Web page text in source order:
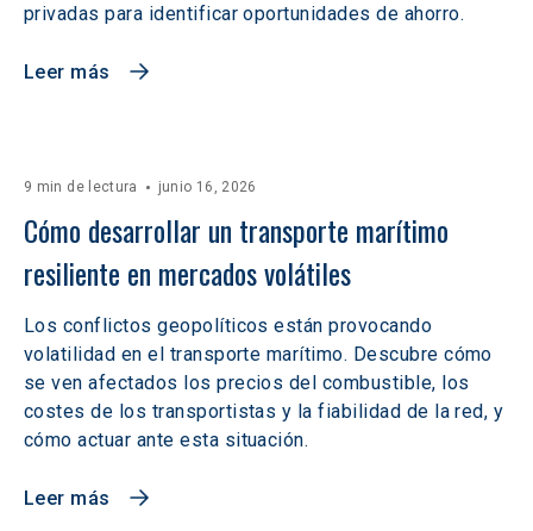
privadas para identificar oportunidades de ahorro.
Leer más
9 min de lectura junio 16, 2026
Cómo desarrollar un transporte marítimo
resiliente en mercados volátiles
Los conflictos geopolíticos están provocando
volatilidad en el transporte marítimo. Descubre cómo
se ven afectados los precios del combustible, los
costes de los transportistas y la fiabilidad de la red, y
cómo actuar ante esta situación.
Leer más